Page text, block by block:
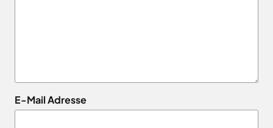
E-Mail Adresse
Wittlager
Land
GmbH
direkt
in
Ihr
Osnabrück
Kontaktaufnahme
zu